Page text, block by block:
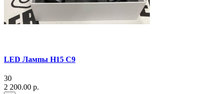
LED Лампы H15 C9
30
2 200.00 р.